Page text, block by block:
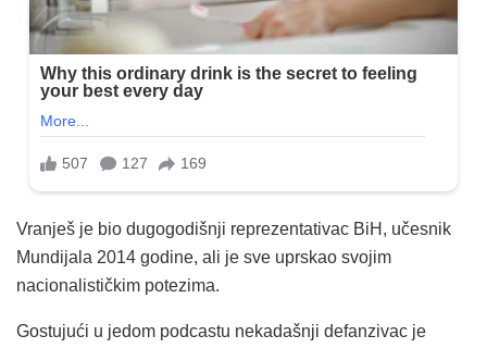
Vranješ je bio dugogodišnji reprezentativac BiH, učesnik
Mundijala 2014 godine, ali je sve uprskao svojim
nacionalističkim potezima.
Gostujući u jedom podcastu nekadašnji defanzivac je